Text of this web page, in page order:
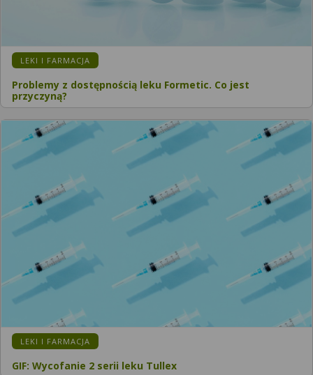
LEKI I FARMACJA
Problemy z dostępnością leku Formetic. Co jest
przyczyną?
LEKI I FARMACJA
GIF: Wycofanie 2 serii leku Tullex